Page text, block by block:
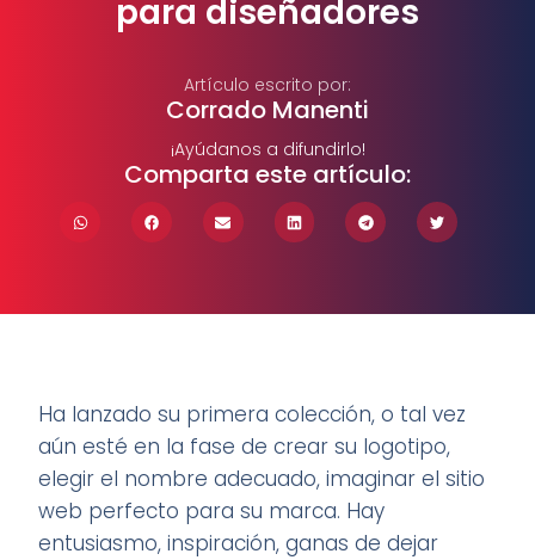
para diseñadores
Artículo escrito por:
Corrado Manenti
¡Ayúdanos a difundirlo!
Comparta este artículo:
Ha lanzado su primera colección, o tal vez
aún esté en la fase de crear su logotipo,
elegir el nombre adecuado, imaginar el sitio
web perfecto para su marca. Hay
entusiasmo, inspiración, ganas de dejar